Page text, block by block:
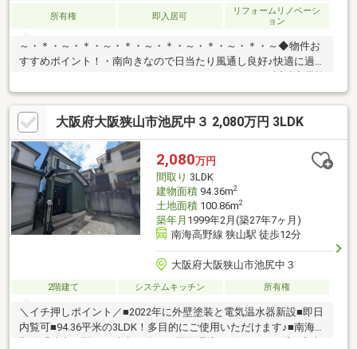
所有権 即入居可
リフォームリノベーシ
ョン
～・＊・～・＊・～・＊・～・＊・～・＊・～・＊・～◆物件お
すすめポイント！・南向きなので日当たり風通し良好♪快適に過ご
設が充実しており、利便性の良い環境でございます♪◆リフォー
ム箇所(２０２６年１月)・洗面化粧台・TVモニターホン交換・ク
ロス貼替・畳表替・ハウスクリーニングハウスフリーダムは【東
証スタンダード上場企業】です。不動産購入や住宅ローンについ
ては、ハウスフリーダムにお任せ下さい。（ご来店の際は、店舗
前に大型駐車場を完備しております！）
大阪府大阪狭山市池尻中３ 2,080万円 3LDK
2,080万円
間取り 3LDK
建物面積94.36m2
土地面積100.86m2
築年月 1999年2月(築27年7ヶ月)
南海高野線 狭山駅 徒歩12分
大阪府大阪狭山市池尻中３
2階建て システムキッチン 所有権
＼イチ押しポイント／■2022年に外壁塗装と電気温水器新設■即日
内覧可■94.36平米の3LDK！多目的にご使用いただけます♪■南海高
野線「狭山」駅まで徒歩12分！＼周辺環境のピックアップ／◆小